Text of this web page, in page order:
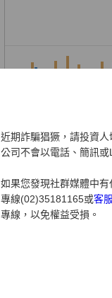
近期詐騙猖獗，請投資
公司不會以電話、簡訊
如果您發現社群媒體中
專線(02)35181165或客
專線，以免權益受損。